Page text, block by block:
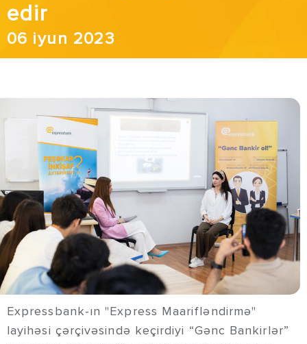
edir
06 iyun 2023
Expressbank-ın "Express Maarifləndirmə"
layihəsi çərçivəsində keçirdiyi “Gənc Bankirlər”